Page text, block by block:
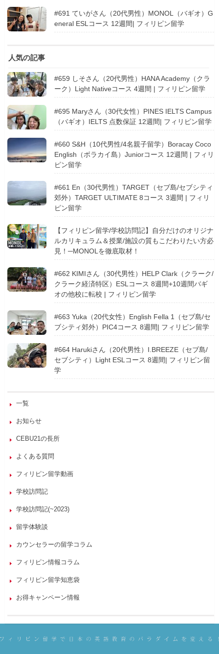
#691 ていがさん（20代男性）MONOL（バギオ）G
eneral ESLコース 12週間| フィリピン留学
人気の記事
#659 しそさん（20代男性）HANA Academy（クラ
ーク）Light Nativeコース 4週間 | フィリピン留学
#695 Maryさん（30代女性）PINES IELTS Campus
（バギオ）IELTS 点数保証 12週間| フィリピン留学
#660 S&H（10代男性/4名親子留学）Boracay Coco
English（ボラカイ島）Juniorコース 12週間 | フィリ
ピン留学
#661 En（30代男性）TARGET（セブ島/セブシティ
郊外）TARGET ULTIMATE 8コース 3週間 | フィリ
ピン留学
【フィリピン留学/学校訪問記】自分だけのオリジナ
ルカリキュラム＆授業/施設の質もこだわりたい方必
見！─MONOLを徹底取材！
#662 KIMIさん（30代男性）HELP Clark（クラーク/
クラーク経済特区）ESLコース 8週間+10週間バギ
オの他校に転校 | フィリピン留学
#663 Yuka（20代女性）English Fella 1（セブ島/セ
ブシティ郊外）PIC4コース 8週間| フィリピン留学
#664 Harukiさん（20代男性）I.BREEZE（セブ島/
セブシティ）Light ESLコース 8週間| フィリピン留
学
一覧
お知らせ
CEBU21の長所
よくある質問
フィリピン留学動画
学校訪問記
学校訪問記(~2023)
留学体験談
カウンセラーの留学コラム
フィリピン情報コラム
フィリピン留学知恵袋
お得キャンペーン情報